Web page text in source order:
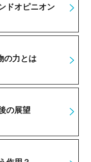
ドオピニオン
の力とは
の展望